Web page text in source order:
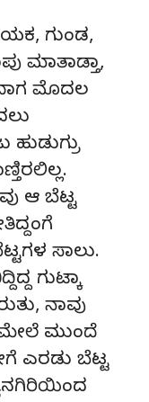
ಗುಂಡ,
ಮಾತಾಡ್ತಾ,
ಮೊದಲ
ಹುಡುಗ್ರು
ಆ ಬೆಟ್ಟ
ಸಾಲು.
ಗುಟ್ಕಾ
ನಾವು
ಮೇಲೆ ಮುಂದೆ
ಎರಡು ಬೆಟ್ಟ